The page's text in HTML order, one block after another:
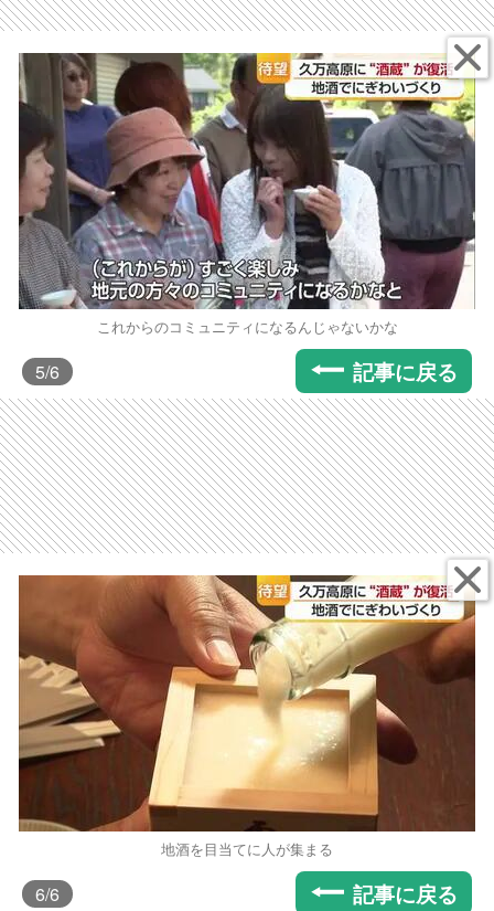
これからのコミュニティになるんじゃないかな
5/6 記事に戻る
地酒を目当てに人が集まる
6/6 記事に戻る